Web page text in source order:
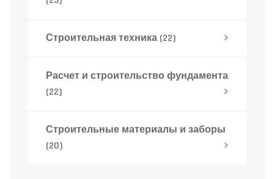
Строительная техника (22)
Расчет и строительство фундамента
(22)
Строительные материалы и заборы
(20)